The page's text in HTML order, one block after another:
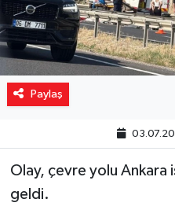
Paylaş
Olay, çevre yolu
geldi.